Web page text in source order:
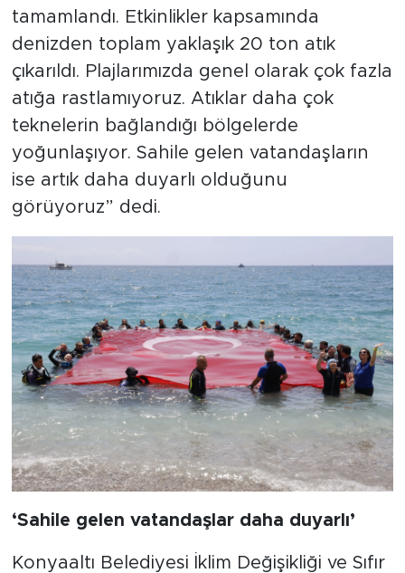
tamamlandı. Etkinlikler kapsamında
denizden toplam yaklaşık 20 ton atık
çıkarıldı. Plajlarımızda genel olarak çok fazla
atığa rastlamıyoruz. Atıklar daha çok
teknelerin bağlandığı bölgelerde
yoğunlaşıyor. Sahile gelen vatandaşların
ise artık daha duyarlı olduğunu
görüyoruz” dedi.
‘Sahile gelen vatandaşlar daha duyarlı’
Konyaaltı Belediyesi İklim Değişikliği ve Sıfır